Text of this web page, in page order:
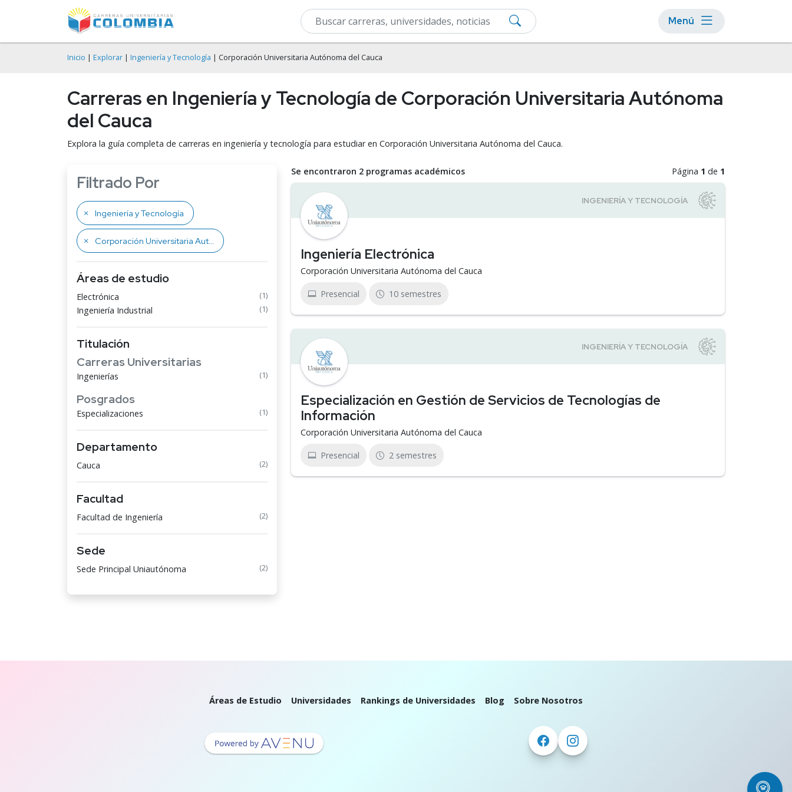
Menú
Inicio | Explorar | Ingeniería y Tecnología | Corporación Universitaria Autónoma del Cauca
Carreras en Ingeniería y Tecnología de Corporación Universitaria Autónoma
del Cauca
Explora la guía completa de carreras en ingeniería y tecnología para estudiar en Corporación Universitaria Autónoma del Cauca.
Filtrado Por
Ingeniería y Tecnología
Corporación Universitaria Autónoma del Cauca
Áreas de estudio
Electrónica (1)
Ingeniería Industrial (1)
Titulación
Carreras Universitarias
Ingenierías (1)
Posgrados
Especializaciones (1)
Departamento
Cauca (2)
Facultad
Facultad de Ingeniería (2)
Sede
Sede Principal Uniautónoma (2)
Se encontraron 2 programas académicos Página 1 de 1
Ingeniería Electrónica
Corporación Universitaria Autónoma del Cauca
Presencial 10 semestres
Especialización en Gestión de Servicios de Tecnologías de
Información
Corporación Universitaria Autónoma del Cauca
Presencial 2 semestres
Áreas de Estudio Universidades Rankings de Universidades Blog Sobre Nosotros